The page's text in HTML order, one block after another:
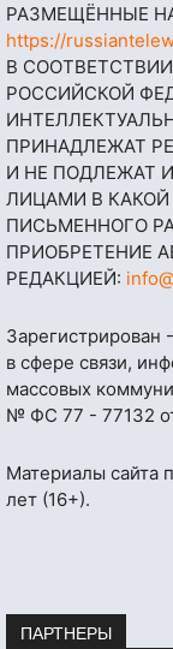
РАЗМЕЩЁННЫЕ
https://
В
РОССИЙСКОЙ
ПРИНАДЛЕЖАТ
И НЕ ПОДЛЕЖАТ
ЛИЦАМИ В
ПИСЬМЕННОГО
ПРИОБРЕТЕНИЕ
РЕДАКЦИЕЙ:
Зарегистрирован
в сфере связи,
массовых
№ ФС 77 - 77132
Материалы сайта
лет (16+).
ПАРТНЕРЫ